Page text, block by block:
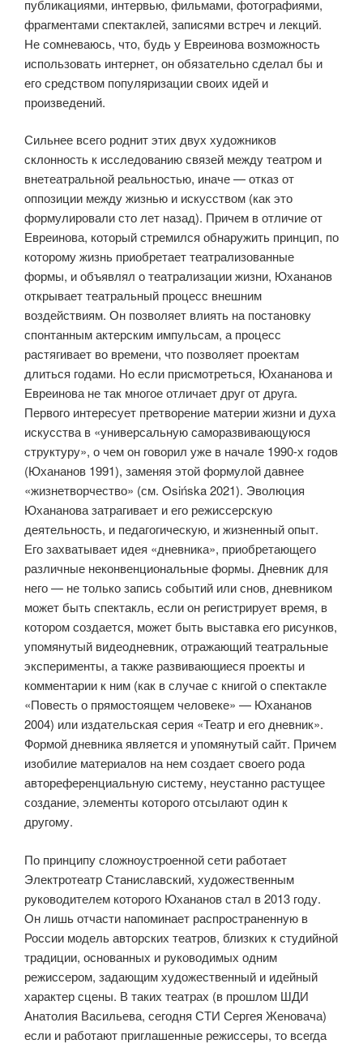
публикациями, интервью, фильмами, фотографиями,
фрагментами спектаклей, записями встреч и лекций.
Не сомневаюсь, что, будь у Евреинова возможность
использовать интернет, он обязательно сделал бы и
его средством популяризации своих идей и
произведений.
Сильнее всего роднит этих двух художников
склонность к исследованию связей между театром и
внетеатральной реальностью, иначе — отказ от
оппозиции между жизнью и искусством (как это
формулировали сто лет назад). Причем в отличие от
Евреинова, который стремился обнаружить принцип, по
которому жизнь приобретает театрализованные
формы, и объявлял о театрализации жизни, Юхананов
открывает театральный процесс внешним
воздействиям. Он позволяет влиять на постановку
спонтанным актерским импульсам, а процесс
растягивает во времени, что позволяет проектам
длиться годами. Но если присмотреться, Юхананова и
Евреинова не так многое отличает друг от друга.
Первого интересует претворение материи жизни и духа
искусства в «универсальную саморазвивающуюся
структуру», о чем он говорил уже в начале 1990-х годов
(Юхананов 1991), заменяя этой формулой давнее
«жизнетворчество» (см. Osińska 2021). Эволюция
Юхананова затрагивает и его режиссерскую
деятельность, и педагогическую, и жизненный опыт.
Его захватывает идея «дневника», приобретающего
различные неконвенциональные формы. Дневник для
него — не только запись событий или снов, дневником
может быть спектакль, если он регистрирует время, в
котором создается, может быть выставка его рисунков,
упомянутый видеодневник, отражающий театральные
эксперименты, а также развивающиеся проекты и
комментарии к ним (как в случае с книгой о спектакле
«Повесть о прямостоящем человеке» — Юхананов
2004) или издательская серия «Театр и его дневник».
Формой дневника является и упомянутый сайт. Причем
изобилие материалов на нем создает своего рода
автореференциальную систему, неустанно растущее
создание, элементы которого отсылают один к
другому.
По принципу сложноустроенной сети работает
Электротеатр Станиславский, художественным
руководителем которого Юхананов стал в 2013 году.
Он лишь отчасти напоминает распространенную в
России модель авторских театров, близких к студийной
традиции, основанных и руководимых одним
режиссером, задающим художественный и идейный
характер сцены. В таких театрах (в прошлом ШДИ
Анатолия Васильева, сегодня СТИ Сергея Женовача)
если и работают приглашенные режиссеры, то всегда